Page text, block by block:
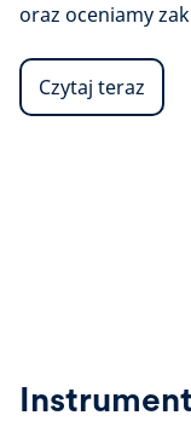
oraz oceniamy
Czytaj teraz